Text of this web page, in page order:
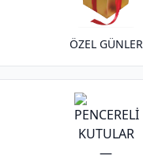
ÖZEL GÜNLER